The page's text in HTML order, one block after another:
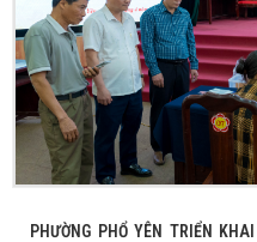
PHƯỜNG PHỔ YÊN TRIỂN